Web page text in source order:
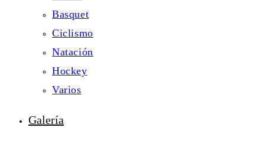
Basquet
Ciclismo
Natación
Hockey
Varios
Galería